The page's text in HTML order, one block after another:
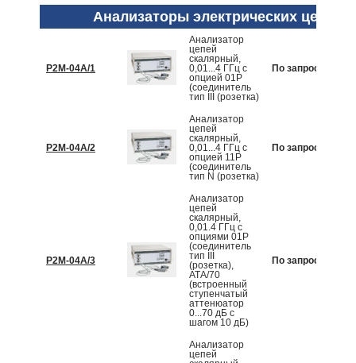
Анализаторы электрических цепей
Р2М-04А/1
Анализатор
цепей
скалярный,
0,01...4 ГГц с
опцией 01Р
(соединитель
тип III (розетка)
По запросу
Р2М-04А/2
Анализатор
цепей
скалярный,
0,01...4 ГГц с
опцией 11Р
(соединитель
тип N (розетка)
По запросу
Р2М-04А/3
Анализатор
цепей
скалярный,
0,01.4 ГГц с
опциями 01Р
(соединитель
тип III
(розетка),
АТА/70
(встроенный
ступенчатый
аттенюатор
0...70 дБ с
шагом 10 дБ)
По запросу
Анализатор
цепей